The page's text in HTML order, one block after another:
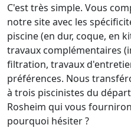
C'est très simple. Vous
notre site avec les
piscine (en dur, coque, en
travaux complémentaires
filtration, travaux
préférences. Nous
à trois piscinistes du
Rosheim qui vous
pourquoi hésiter ?